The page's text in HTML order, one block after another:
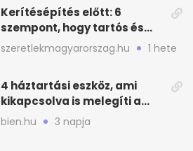
Kerítésépítés előtt: 6
szempont, hogy tartós és
praktikus legyen
szeretlekmagyarorszag.hu 1 hete
4 háztartási eszköz, ami
kikapcsolva is melegíti a
lakást
bien.hu 3 napja